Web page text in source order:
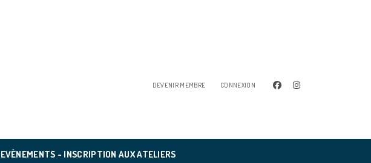
DEVENIR MEMBRE CONNEXION facebookinstagram
EVÈNEMENTS - INSCRIPTION AUX ATELIERS